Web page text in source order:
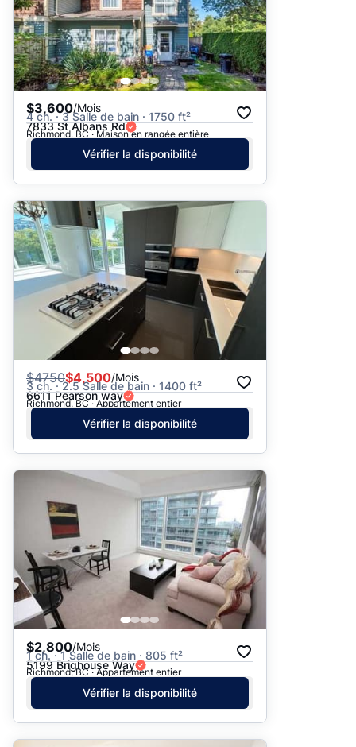
$3,600/Mois
4 ch. · 3 Salle de bain · 1750 ft²
7833 St Albans Rd
Richmond, BC · Maison en rangée entière
Vérifier la disponibilité
$4750$4,500/Mois
3 ch. · 2.5 Salle de bain · 1400 ft²
6611 Pearson way
Richmond, BC · Appartement entier
Vérifier la disponibilité
$2,800/Mois
1 ch. · 1 Salle de bain · 805 ft²
5199 Brighouse Way
Richmond, BC · Appartement entier
Vérifier la disponibilité